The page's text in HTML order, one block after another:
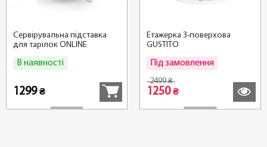
Сервірувальна підставка
для тарілок ONLINE
В наявності
1299₴
Етажерка 3-поверхова
GUSTITO
Під замовлення
2499₴
1250₴